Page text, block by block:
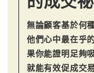
無論顧客基於何
他們心中最在乎
果你能證明足夠
就能有效促成交